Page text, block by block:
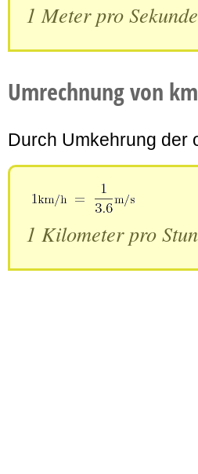
1 Meter pro
Umrechnung von
Durch Umkehrung der
1 Kilometer pro